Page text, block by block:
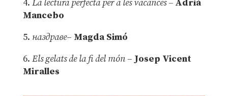
4. La lectura perfecta per a les vacances –Adrià
Mancebo
5. наздраве– Magda Simó
6. Els gelats de la fi del món – Josep Vicent
Miralles